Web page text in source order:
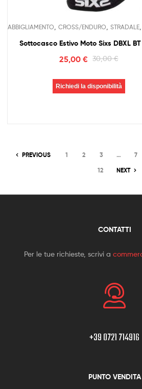
ABBIGLIAMENTO CROSS/ENDURO STRADALE
Sottocasco Estivo Moto Sixs DBXL
30,00€
25,00 €
Richiedi la disponibilità
PREVIOUS 1 2 3 … 7
12
NEXT
CONTATTI
Per le tue richieste, scrivi a
+39 0721 714916
PUNTO VENDITA